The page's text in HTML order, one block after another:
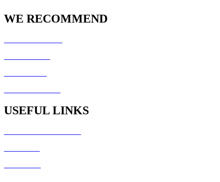
WE RECOMMEND
USEFUL LINKS